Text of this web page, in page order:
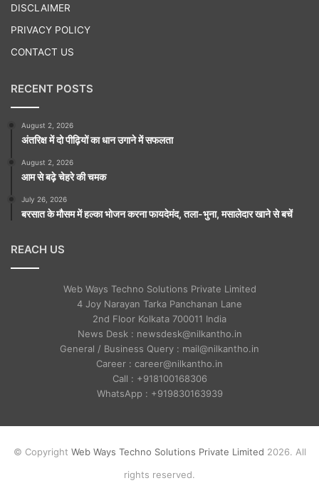
DISCLAIMER
PRIVACY POLICY
CONTACT US
RECENT POSTS
August 2, 2026
अंतरिक्ष में दो पीढ़ियों का धान उगाने में सफलता
August 2, 2026
आम से बढ़े चेहरे की चमक
July 26, 2026
बरसात के मौसम में हल्का भोजन करना फायदेमंद, तला-भुना, मसालेदार खाने से बचें
REACH US
Web Ways Techno Solutions Private Limited
4 Joy Narayan Tarka Panchanan Lane
2nd Floor Kolkata 700011 India
News Desk : newsdesk@nilkantho.in
General / Business Query : mail@nilkantho.in
Career : career@nilkantho.in
Call : +918100168306
WhatsApp : +919830163939
© Copyright Web Ways Techno Solutions Private Limited 2026. All
rights reserved.